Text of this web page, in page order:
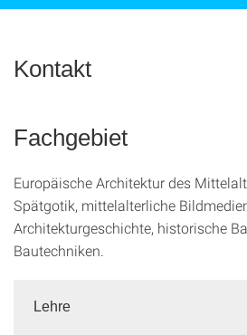
Kontakt
Fachgebiet
Europäische Architektur des
Spätgotik, mittelalterliche
Architekturgeschichte, historische
Bautechniken.
Lehre